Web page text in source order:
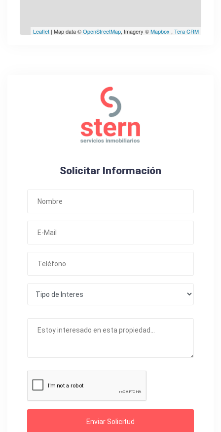
Leaflet | Map data ©OpenStreetMap, Imagery ©Mapbox , Tera CRM
Solicitar Información
Enviar Solicitud